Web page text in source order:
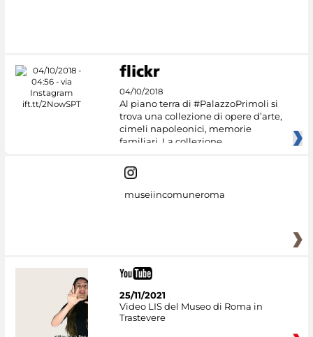
04/10/2018
Al piano terra di #PalazzoPrimoli si
trova una collezione di opere d’arte,
cimeli napoleonici, memorie
familiari. La collezione
museiincomuneroma
25/11/2021
Video LIS del Museo di Roma in
Trastevere